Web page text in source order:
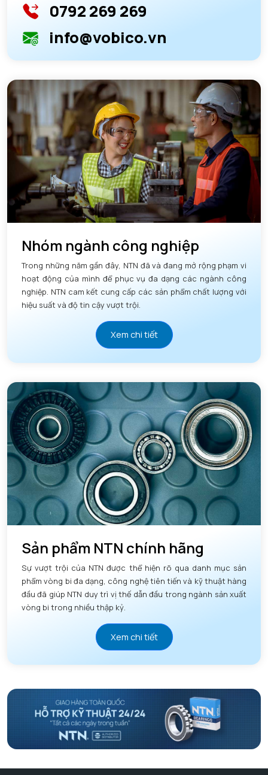
0792 269 269
info@vobico.vn
Nhóm ngành công nghiệp
Trong những năm gần đây, NTN đã và đang mở rộng phạm vi
hoạt động của mình để phục vụ đa dạng các ngành công
nghiệp. NTN cam kết cung cấp các sản phẩm chất lượng với
hiệu suất và độ tin cậy vượt trội.
Xem chi tiết
Sản phẩm NTN chính hãng
Sự vượt trội của NTN được thể hiện rõ qua danh mục sản
phẩm vòng bi đa dạng, công nghệ tiên tiến và kỹ thuật hàng
đầu đã giúp NTN duy trì vị thế dẫn đầu trong ngành sản xuất
vòng bi trong nhiều thập kỷ.
Xem chi tiết